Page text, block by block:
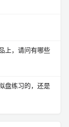
上，请问有哪些
盘练习的，还是